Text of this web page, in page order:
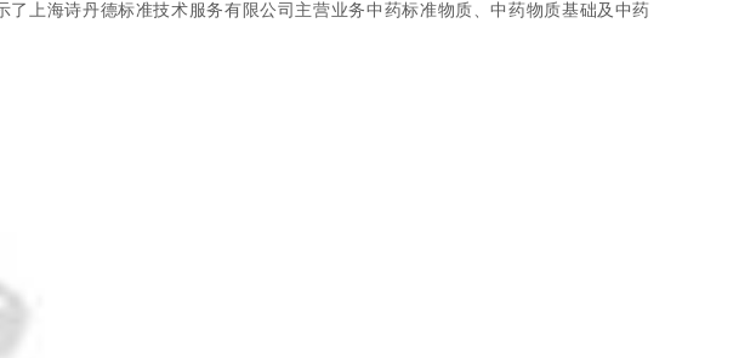
上海诗丹德标准技术服务有限公司主营业务中药标准物质、中药物质基础及中药